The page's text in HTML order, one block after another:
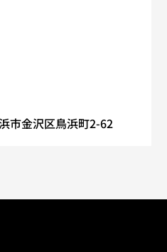
市金沢区鳥浜町2-62